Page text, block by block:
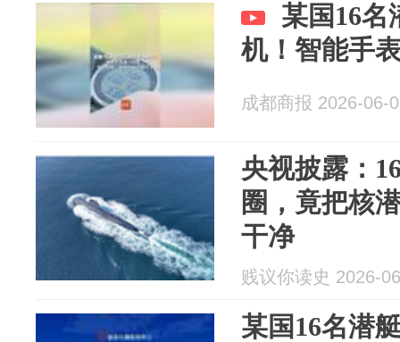
某国16名
机！智能手
成都商报 2026-06-
央视披露：
圈，竟把核
干净
贱议你读史 2026-
某国16名潜